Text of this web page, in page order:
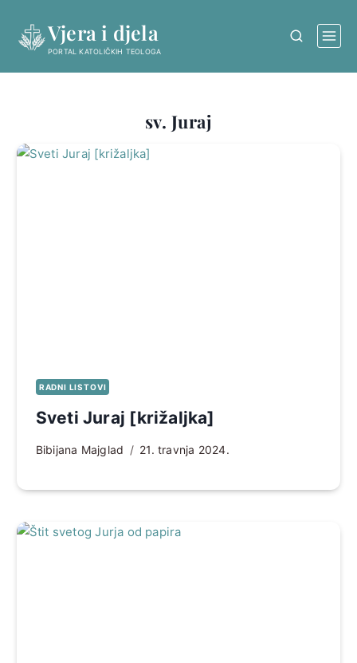
content
Vjera i djela
PORTAL KATOLIČKIH TEOLOGA
sv. Juraj
RADNI LISTOVI
Sveti Juraj [križaljka]
Bibijana Majglad 21. travnja 2024.